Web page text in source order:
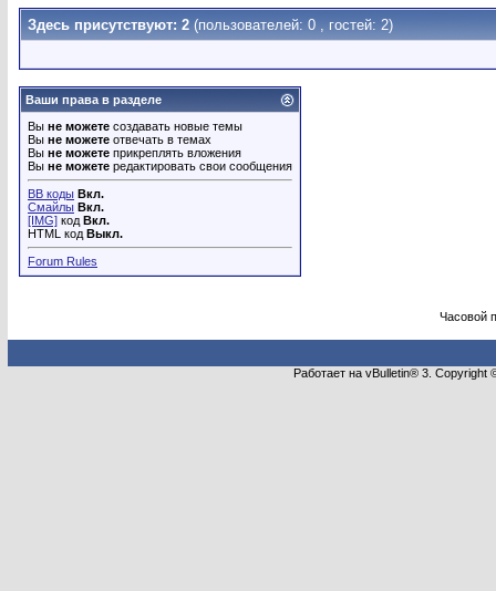
Здесь присутствуют: 2 (пользователей: 0 , гостей: 2)
Ваши права в разделе
Вы не можете создавать новые темы
Вы не можете отвечать в темах
Вы не можете прикреплять вложения
Вы не можете редактировать свои сообщения
BB коды Вкл.
Смайлы Вкл.
[IMG] код Вкл.
HTML код Выкл.
Forum Rules
Часовой
Работает на vBulletin® 3.